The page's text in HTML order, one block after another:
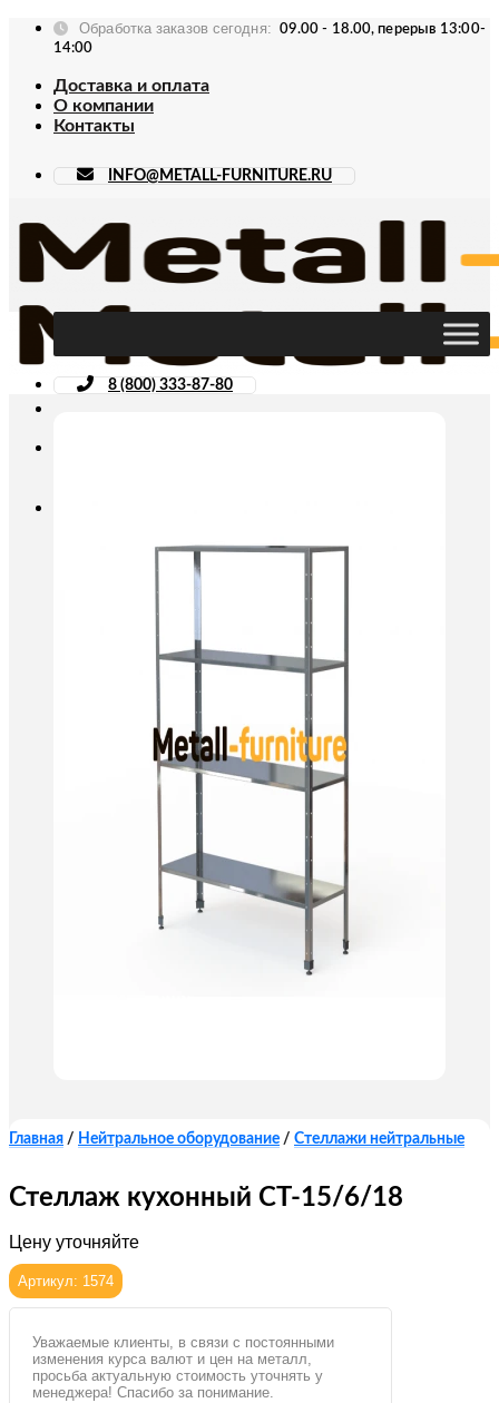
Skip
Обработка заказов сегодня:
09.00 - 18.00, перерыв 13:00-
14:00
Доставка и оплата
О компании
Контакты
INFO@METALL-FURNITURE.RU
8 (800) 333-87-80
Главная / Нейтральное оборудование / Стеллажи нейтральные
Стеллаж кухонный СТ-15/6/18
Цену уточняйте
Артикул: 1574
Уважаемые клиенты, в связи с постоянными
изменения курса валют и цен на металл,
просьба актуальную стоимость уточнять у
менеджера! Спасибо за понимание.